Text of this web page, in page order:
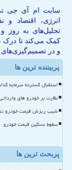
سایت ام آی جی تی
انرژی، اقتصاد
تحلیل‌های به روز
کمک می‌کند تا درک
و در
پربیننده ترین ها
استقبال گسترده سرمایه
نظارت بر خودرو های
شیب ریزش قیمت خودرو
سقوط سنگین قیمت خودرو
پربحث ترین ها